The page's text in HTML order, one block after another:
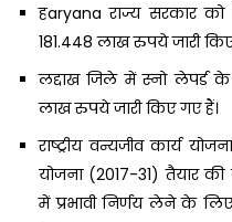
हaryana राज्य सरकार को
181.448 लाख रुपये जारी
लद्दाख जिले में स्नो लेपर्ड के
लाख रुपये जारी किए गए हैं।
राष्ट्रीय वन्यजीव कार्य
योजना (2017-31) तैयार
में प्रभावी निर्णय लेने के